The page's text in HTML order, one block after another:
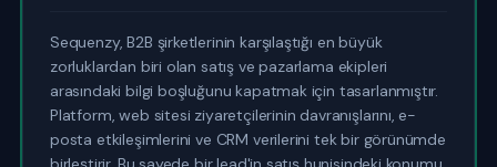
Sequenzy, B2B şirketlerinin karşılaştığı en büyük
zorluklardan biri olan satış ve pazarlama ekipleri
arasındaki bilgi boşluğunu kapatmak için tasarlanmıştır.
Platform, web sitesi ziyaretçilerinin davranışlarını, e-
posta etkileşimlerini ve CRM verilerini tek bir görünümde